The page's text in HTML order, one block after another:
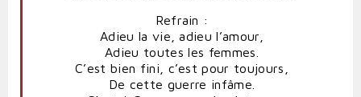
Refrain :
Adieu la vie, adieu l’amour,
Adieu toutes les femmes.
C’est bien fini, c’est pour toujours,
De cette guerre infâme.